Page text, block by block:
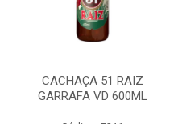
CACHAÇA 51 RAIZ
GARRAFA VD 600ML